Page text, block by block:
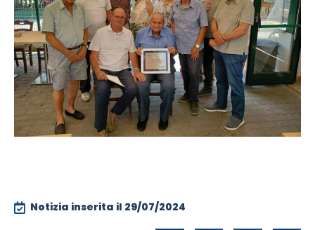
Notizia inserita il 29/07/2024